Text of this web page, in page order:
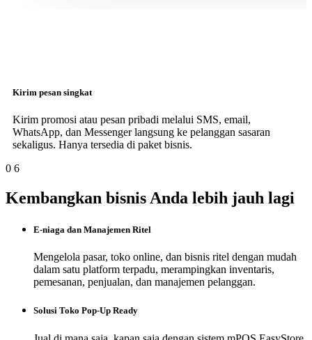
Kirim pesan singkat
Kirim promosi atau pesan pribadi melalui SMS, email,
WhatsApp, dan Messenger langsung ke pelanggan sasaran
sekaligus. Hanya tersedia di paket bisnis.
0 6
Kembangkan bisnis Anda lebih jauh lagi
E-niaga dan Manajemen Ritel
Mengelola pasar, toko online, dan bisnis ritel dengan mudah
dalam satu platform terpadu, merampingkan inventaris,
pemesanan, penjualan, dan manajemen pelanggan.
Solusi Toko Pop-Up Ready